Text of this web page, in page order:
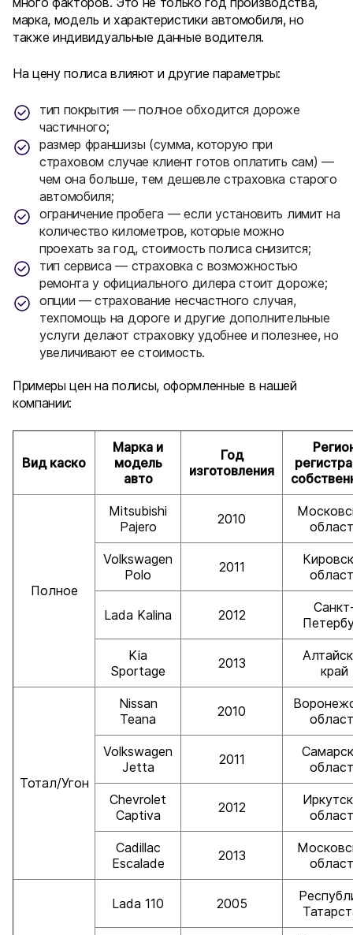
марка, модель и характеристики автомобиля, но
также индивидуальные данные водителя.
На цену полиса влияют и другие параметры:
тип покрытия — полное обходится дороже
частичного;
размер франшизы (сумма, которую при
страховом случае клиент готов оплатить сам) —
чем она больше, тем дешевле страховка старого
автомобиля;
ограничение пробега — если установить лимит на
количество километров, которые можно
проехать за год, стоимость полиса снизится;
тип сервиса — страховка с возможностью
ремонта у официального дилера стоит дороже;
опции — страхование несчастного случая,
техпомощь на дороге и другие дополнительные
услуги делают страховку удобнее и полезнее, но
увеличивают ее стоимость.
Примеры цен на полисы, оформленные в нашей
компании:
Вид каско
Марка и
модель
авто
Год
изготовления
Полное
Mitsubishi
Pajero
2010
Volkswagen
Polo
2011
Lada Kalina 2012
Kia
Sportage
2013
край
Тотал/Угон
Nissan
Teana
2010
Volkswagen
Jetta
2011
Chevrolet
Captiva
2012
Cadillac
Escalade
2013
Lada 110 2005